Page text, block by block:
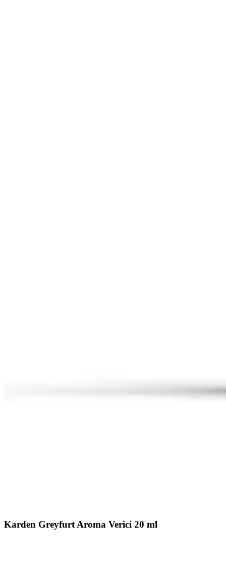
Karden Greyfurt Aroma Verici 20 ml